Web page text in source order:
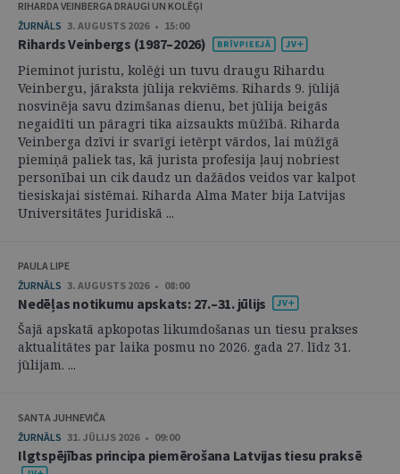
RIHARDA VEINBERGA DRAUGI UN KOLĒĢI
ŽURNĀLS 3. AUGUSTS 2026 • 15:00
Rihards Veinbergs (1987–2026)
Pieminot juristu, kolēģi un tuvu draugu Rihardu
Veinbergu, jāraksta jūlija rekviēms. Rihards 9. jūlijā
nosvinēja savu dzimšanas dienu, bet jūlija beigās
negaidīti un pāragri tika aizsaukts mūžībā. Riharda
Veinberga dzīvi ir svarīgi ietērpt vārdos, lai mūžīgā
piemiņā paliek tas, kā jurista profesija ļauj nobriest
personībai un cik daudz un dažādos veidos var kalpot
tiesiskajai sistēmai. Riharda Alma Mater bija Latvijas
Universitātes Juridiskā ...
PAULA LIPE
ŽURNĀLS 3. AUGUSTS 2026 • 08:00
Nedēļas notikumu apskats: 27.–31. jūlijs
Šajā apskatā apkopotas likumdošanas un tiesu prakses
aktualitātes par laika posmu no 2026. gada 27. līdz 31.
jūlijam. ...
SANTA JUHNEVIČA
ŽURNĀLS 31. JŪLIJS 2026 • 09:00
Ilgtspējības principa piemērošana Latvijas tiesu praksē